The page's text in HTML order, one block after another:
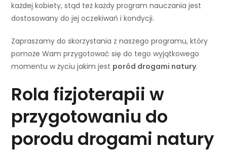
każdej kobiety, stąd też każdy program nauczania jest
dostosowany do jej oczekiwań i kondycji.
Zapraszamy do skorzystania z naszego programu, który
pomoże Wam przygotować się do tego wyjątkowego
momentu w życiu jakim jest poród drogami natury.
Rola fizjoterapii w
przygotowaniu do
porodu drogami natury